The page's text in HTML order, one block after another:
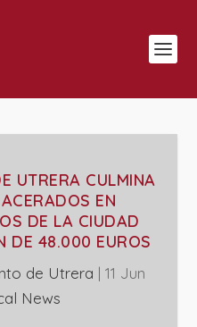
UTRERA CULMINA
EN
DE LA CIUDAD
DE 48.000 EUROS
de Utrera | 11 Jun
News